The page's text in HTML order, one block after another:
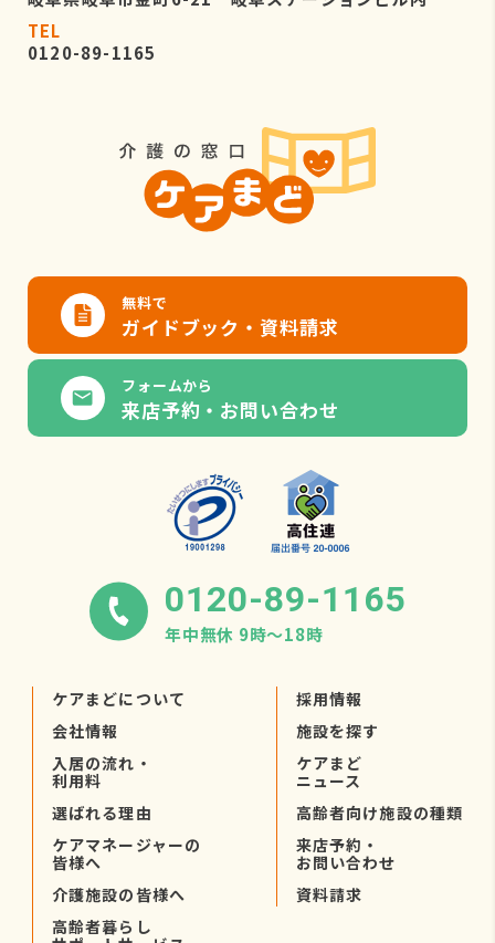
TEL
0120-89-1165
無料で
ガイドブック・資料請求
フォームから
来店予約・お問い合わせ
0120-89-1165
年中無休 9時〜18時
ケアまどについて
会社情報
入居の流れ・
利用料
選ばれる理由
ケアマネージャーの
皆様へ
介護施設の皆様へ
高齢者暮らし
採用情報
施設を探す
ケアまど
ニュース
高齢者向け施設の種類
来店予約・
お問い合わせ
資料請求